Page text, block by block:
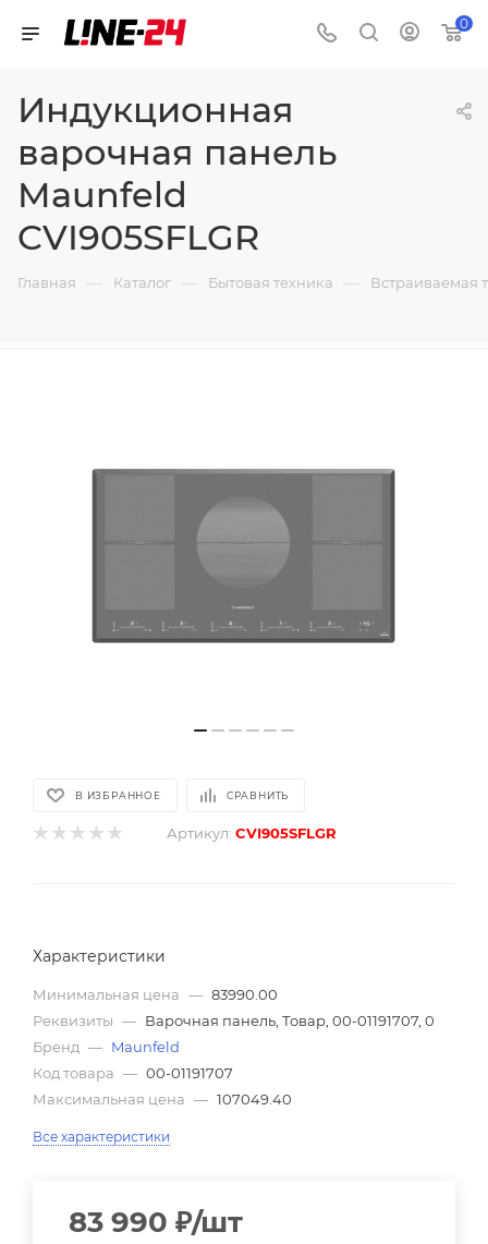
0
Индукционная
варочная панель
Maunfeld
CVI905SFLGR
Главная — Каталог — Бытовая техника — Встраиваемая
В ИЗБРАННОЕ СРАВНИТЬ
Артикул: CVI905SFLGR
Характеристики
Минимальная цена — 83990.00
Реквизиты — Варочная панель, Товар, 00-01191707, 0
Бренд — Maunfeld
Код товара — 00-01191707
Максимальная цена — 107049.40
Все характеристики
83 990 ₽/шт